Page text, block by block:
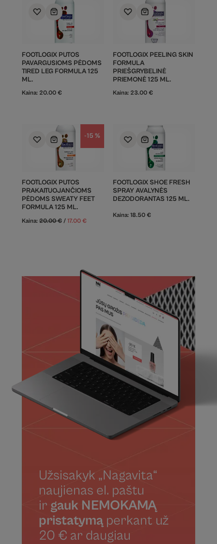
FOOTLOGIX PUTOS
PAVARGUSIOMS PĖDOMS
TIRED LEG FORMULA 125
ML.
Kaina: 20.00 €
FOOTLOGIX PEELING SKIN
FORMULA
PRIEŠGRYBELINĖ
PRIEMONĖ 125 ML.
Kaina: 23.00 €
-15 %
FOOTLOGIX PUTOS
PRAKAITUOJANČIOMS
PĖDOMS SWEATY FEET
FORMULA 125 ML.
Kaina: 20.00€ / 17.00 €
FOOTLOGIX SHOE FRESH
SPRAY AVALYNĖS
DEZODORANTAS 125 ML.
Kaina: 18.50 €
Užsisakyk „Nagavita“
naujienas el. paštu
ir gauk NEMOKAMĄ
pristatymąperkant už
20 € ar daugiau